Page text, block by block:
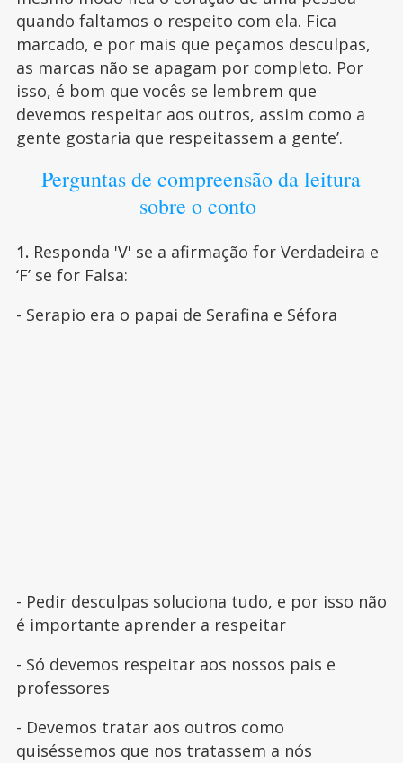
quando faltamos o respeito com ela. Fica
marcado, e por mais que peçamos desculpas,
as marcas não se apagam por completo. Por
isso, é bom que vocês se lembrem que
devemos respeitar aos outros, assim como a
gente gostaria que respeitassem a gente’.
Perguntas de compreensão da leitura
sobre o conto
1. Responda 'V' se a afirmação for Verdadeira e
‘F’ se for Falsa:
- Serapio era o papai de Serafina e Séfora
- Pedir desculpas soluciona tudo, e por isso não
é importante aprender a respeitar
- Só devemos respeitar aos nossos pais e
professores
- Devemos tratar aos outros como
quiséssemos que nos tratassem a nós